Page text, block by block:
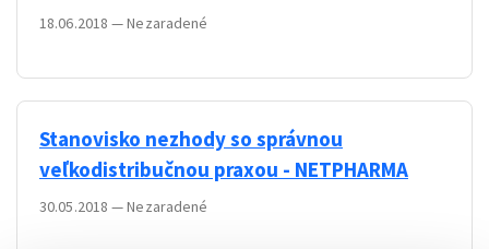
18.06.2018 —Nezaradené
Stanovisko nezhody so správnou
veľkodistribučnou praxou - NETPHARMA
30.05.2018 —Nezaradené